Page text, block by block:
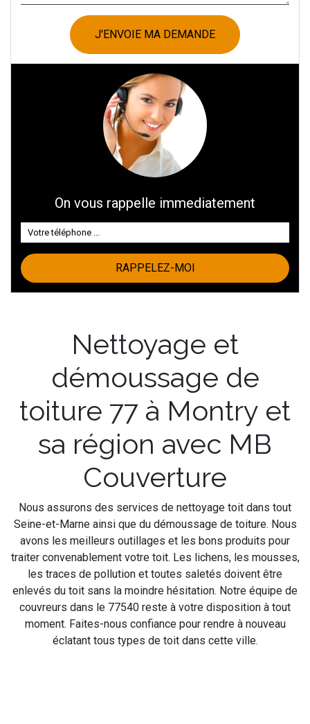
On vous rappelle immediatement
Nettoyage et
démoussage de
toiture 77 à Montry et
sa région avec MB
Couverture
Nous assurons des services de nettoyage toit dans tout
Seine-et-Marne ainsi que du démoussage de toiture. Nous
avons les meilleurs outillages et les bons produits pour
traiter convenablement votre toit. Les lichens, les mousses,
les traces de pollution et toutes saletés doivent être
enlevés du toit sans la moindre hésitation. Notre équipe de
couvreurs dans le 77540 reste à votre disposition à tout
moment. Faites-nous confiance pour rendre à nouveau
éclatant tous types de toit dans cette ville.